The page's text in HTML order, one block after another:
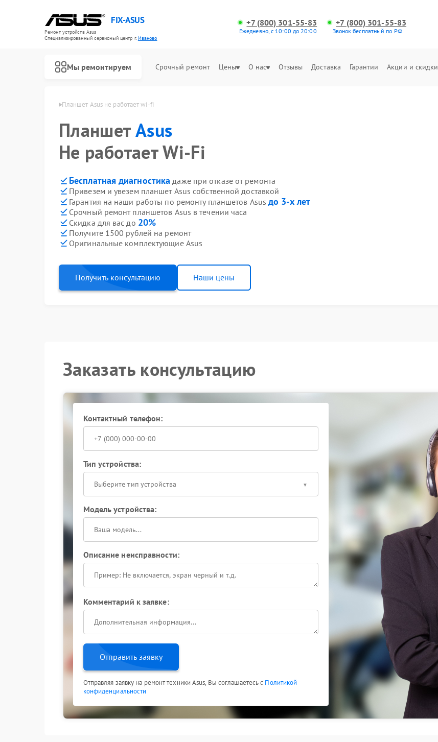
FIX-ASUS
Ремонт устройств Asus
Специализированный cервисный центр г.Иваново
+7 (800) 301-55-83
Ежедневно, с 10:00 до 20:00
+7 (800) 301-55-83
Звонок бесплатный по РФ
Мы ремонтируем Срочный ремонт Цены О нас Отзывы Доставка Гарантии Акции и скидки
Планшет Asus не работает wi‑fi
ПланшетAsus
Не работает Wi‑Fi
Бесплатная диагностика даже при отказе от ремонта
Привезем и увезем планшет Asus собственной доставкой
Гарантия на наши работы по ремонту планшетов Asus до 3-х лет
Срочный ремонт планшетов Asus в течении часа
Скидка для вас до 20%
Получите 1500 рублей на ремонт
Оригинальные комплектующие Asus
Получить консультацию Наши цены
Заказать консультацию
Контактный телефон:
Тип устройства:
Выберите тип устройства
Модель устройства:
Описание неисправности:
Комментарий к заявке:
Отправить заявку
Отправляя заявку на ремонт техники Asus, Вы соглашаетесь с Политикой
конфиденциальности